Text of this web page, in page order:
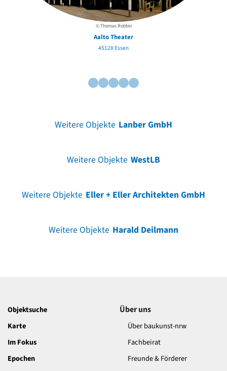
© Thomas Robbin
Aalto Theater
45128 Essen
Weitere Objekte Lanber GmbH
Weitere Objekte WestLB
Weitere Objekte Eller + Eller Architekten GmbH
Weitere Objekte Harald Deilmann
Objektsuche
Karte
Im Fokus
Epochen
Über uns
Über baukunst-nrw
Fachbeirat
Freunde & Förderer